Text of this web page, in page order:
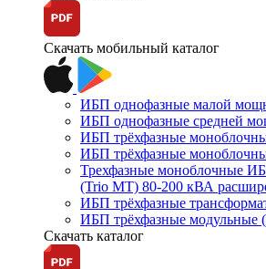
Скачать мобильный каталог
ИБП однофазные малой
ИБП однофазные средней
ИБП трёхфазные
ИБП трёхфазные
Трехфазные моноблочные
(Trio MT) 80-200 кВА
ИБП трёхфазные
ИБП трёхфазные модульные
Скачать каталог